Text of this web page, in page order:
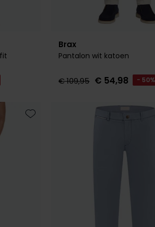
Brax
Pantalon wit katoen
€ 109,95 € 54,98 - 50%